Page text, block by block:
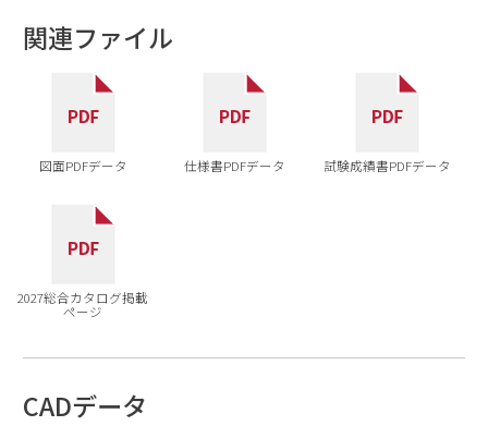
関連ファイル
図面PDFデータ 仕様書PDFデータ 試験成績書PDFデータ
2027総合カタログ掲載
ページ
CADデータ